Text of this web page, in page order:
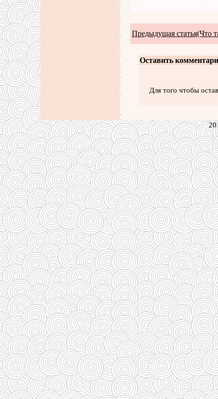
Предыдущая статья(Что
Оставить
Для того чтобы